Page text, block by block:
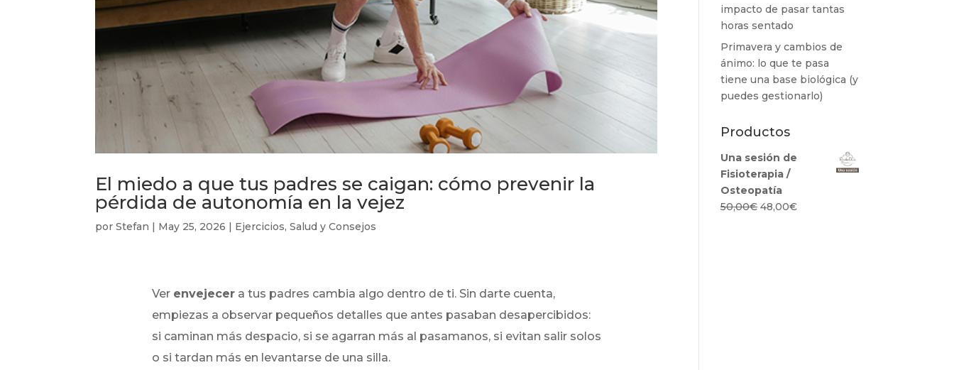
El miedo a que tus padres se caigan: cómo prevenir la
pérdida de autonomía en la vejez
porStefan | May 25, 2026 | Ejercicios,Salud y Consejos
Ver envejecera tus padres cambia algo dentro de ti. Sin darte cuenta,
empiezas a observar pequeños detalles que antes pasaban desapercibidos:
si caminan más despacio, si se agarran más al pasamanos, si evitan salir solos
o si tardan más en levantarse de una silla.
impacto de pasar tantas
horas sentado
Primavera y cambios de
ánimo: lo que te pasa
tiene una base biológica (y
puedes gestionarlo)
Productos
Una sesión de
Fisioterapia /
Osteopatía
50,00€ El
48,00€El